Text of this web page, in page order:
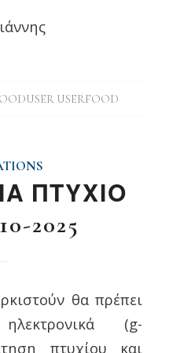
USERFOOD
ΠΤΥΧΙΟ
2025
θα πρέπει
(g-
πτυχίου και